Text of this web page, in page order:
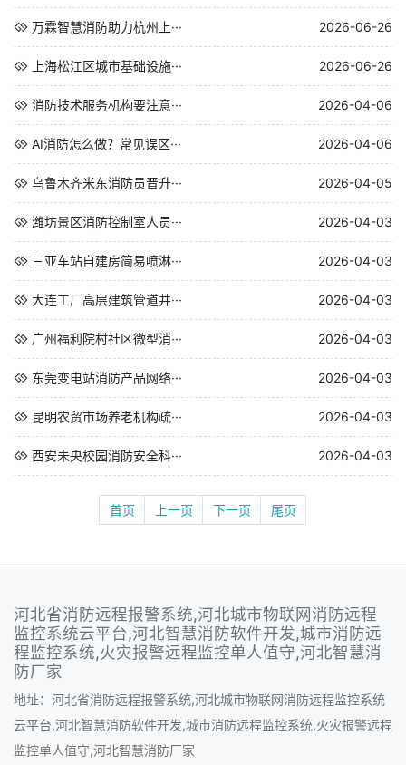
万霖智慧消防助力杭州上··· 2026-06-26
上海松江区城市基础设施··· 2026-06-26
消防技术服务机构要注意··· 2026-04-06
AI消防怎么做？常见误区··· 2026-04-06
乌鲁木齐米东消防员晋升··· 2026-04-05
潍坊景区消防控制室人员··· 2026-04-03
三亚车站自建房简易喷淋··· 2026-04-03
大连工厂高层建筑管道井··· 2026-04-03
广州福利院村社区微型消··· 2026-04-03
东莞变电站消防产品网络··· 2026-04-03
昆明农贸市场养老机构疏··· 2026-04-03
西安未央校园消防安全科··· 2026-04-03
首页 上一页 下一页 尾页
河北省消防远程报警系统,河北城市物联网消防远程
监控系统云平台,河北智慧消防软件开发,城市消防远
程监控系统,火灾报警远程监控单人值守,河北智慧消
防厂家
地址：河北省消防远程报警系统,河北城市物联网消防远程监控系统
云平台,河北智慧消防软件开发,城市消防远程监控系统,火灾报警远程
监控单人值守,河北智慧消防厂家